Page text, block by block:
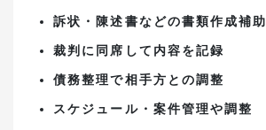
訴状・陳述書などの書類作成補助
裁判に同席して内容を記録
債務整理で相手方との調整
スケジュール・案件管理や調整